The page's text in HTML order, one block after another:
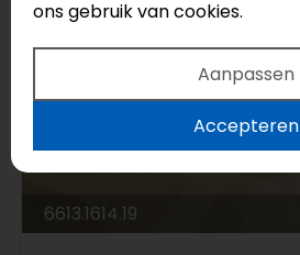
6613.1614.19
ons gebruik van cookies.
Aanpassen
Accepteren